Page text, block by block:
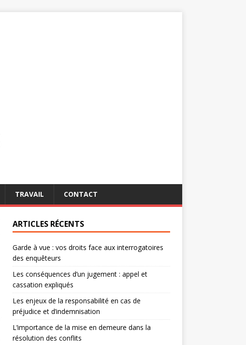
TRAVAIL CONTACT
ARTICLES RÉCENTS
Garde à vue : vos droits face aux interrogatoires
des enquêteurs
Les conséquences d’un jugement : appel et
cassation expliqués
Les enjeux de la responsabilité en cas de
préjudice et d’indemnisation
L’importance de la mise en demeure dans la
résolution des conflits